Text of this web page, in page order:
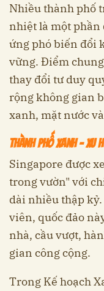
Nhiều thành phố
nhiệt là một
ứng phó biến đổi
vững. Điểm
thay đổi tư duy
rộng không gian
xanh, mặt nước
Thành phố xanh –
Singapore được
trong vườn" với
dài nhiều thập
viên, quốc đảo
nhà, cầu vượt,
gian công cộng.
Trong Kế hoạch